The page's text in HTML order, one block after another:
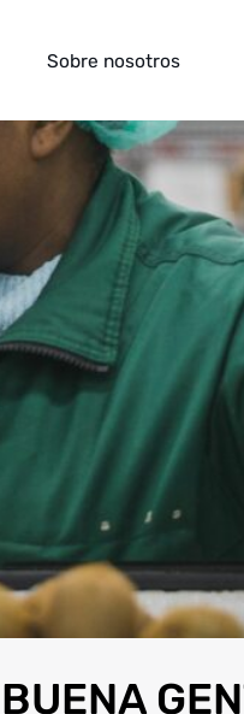
Sobre nosotros
BUENA